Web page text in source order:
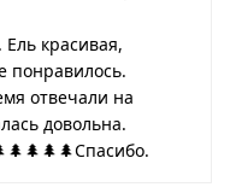
Ель красивая,
понравилось.
отвечали на
довольна.